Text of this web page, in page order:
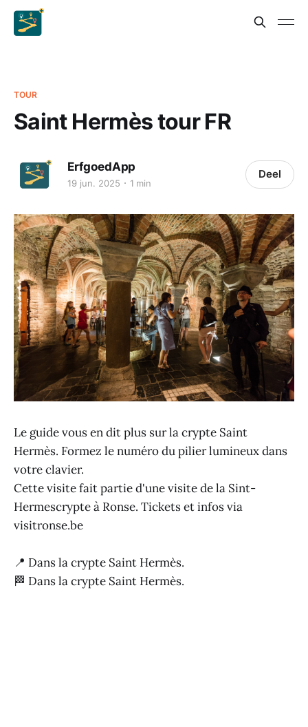
TOUR
Saint Hermès tour FR
ErfgoedApp
19 jun. 2025 1 min
Deel
Le guide vous en dit plus sur la crypte Saint
Hermès. Formez le numéro du pilier lumineux dans
votre clavier.
Cette visite fait partie d'une visite de la Sint-
Hermescrypte à Ronse. Tickets et infos via
visitronse.be
📍 Dans la crypte Saint Hermès.
🏁 Dans la crypte Saint Hermès.